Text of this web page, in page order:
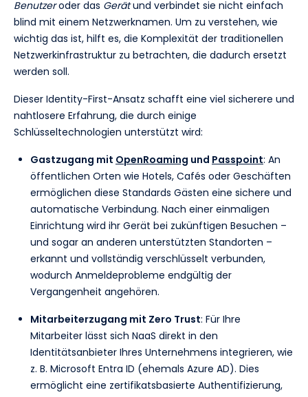
Benutzeroder das Gerätund verbindet sie nicht einfach
blind mit einem Netzwerknamen. Um zu verstehen, wie
wichtig das ist, hilft es, die Komplexität der traditionellen
Netzwerkinfrastruktur zu betrachten, die dadurch ersetzt
werden soll.
Dieser Identity-First-Ansatz schafft eine viel sicherere und
nahtlosere Erfahrung, die durch einige
Schlüsseltechnologien unterstützt wird:
Gastzugang mit OpenRoaming und Passpoint: An
öffentlichen Orten wie Hotels, Cafés oder Geschäften
ermöglichen diese Standards Gästen eine sichere und
automatische Verbindung. Nach einer einmaligen
Einrichtung wird ihr Gerät bei zukünftigen Besuchen –
und sogar an anderen unterstützten Standorten –
erkannt und vollständig verschlüsselt verbunden,
wodurch Anmeldeprobleme endgültig der
Vergangenheit angehören.
Mitarbeiterzugang mit Zero Trust: Für Ihre
Mitarbeiter lässt sich NaaS direkt in den
Identitätsanbieter Ihres Unternehmens integrieren, wie
z. B. Microsoft Entra ID (ehemals Azure AD). Dies
ermöglicht eine zertifikatsbasierte Authentifizierung,